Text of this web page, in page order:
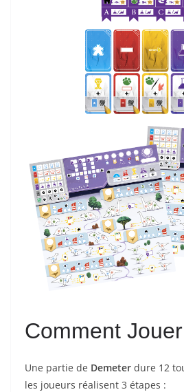
Comment Jouer
Une partie de Demeter dure 12
les joueurs réalisent 3 étapes :